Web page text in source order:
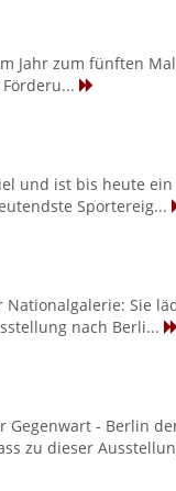
Jahr zum fünften
und ist bis heute
Sportereig...
Nationalgalerie: Sie
nach Berli...
Gegenwart - Berlin
zu dieser